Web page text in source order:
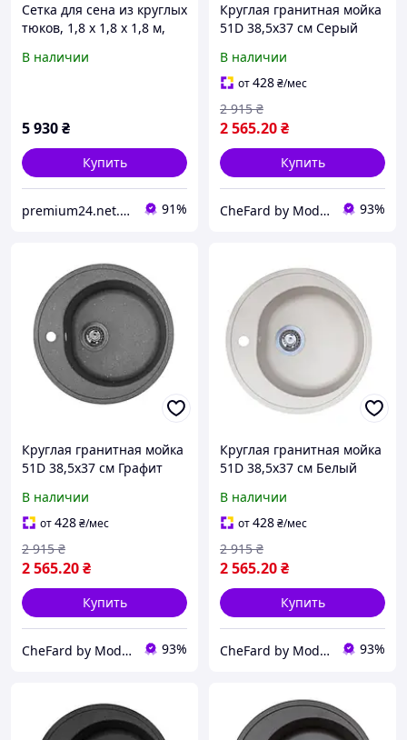
Сетка для сена из круглых
тюков, 1,8 x 1,8 x 1,8 м,
мм, материал PE,
В наличии
5 930₴
Купить
premium24.net.ua 91%
Круглая гранитная мойка
51D 38,5x37 см Серый
В наличии
от428₴/мес
2 565.20₴
2 915 ₴
Купить
CheFard by Modernof 93%
Круглая гранитная мойка
51D 38,5x37 см Графит
В наличии
от428₴/мес
2 565.20₴
2 915 ₴
Купить
CheFard by Modernof 93%
Круглая гранитная мойка
51D 38,5x37 см Белый
В наличии
от428₴/мес
2 565.20₴
2 915 ₴
Купить
CheFard by Modernof 93%